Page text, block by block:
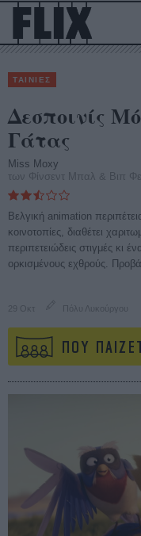
ΤΑΙΝΙΕΣ
Δεσποινίς
Γάτας
Miss Moxy
των Φίνσεντ Μπαλ & Βιπ
Βελγική animation
κοινοτοπίες, διαθέτει
περιπετειώδεις στιγμές κι
ορκισμένους εχθρούς.
29 Οκτ Πόλυ Λυκούργου
ΠΟΥ